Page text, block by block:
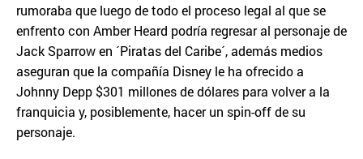
rumoraba que luego de todo el proceso legal al que se
enfrento con Amber Heard podría regresar al personaje de
Jack Sparrow en ´Piratas del Caribe´, además medios
aseguran que la compañía Disney le ha ofrecido a
Johnny Depp $301 millones de dólares para volver a la
franquicia y, posiblemente, hacer un spin-off de su
personaje.